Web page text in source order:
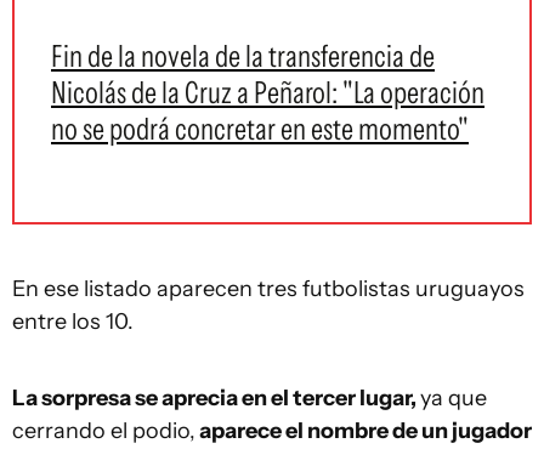
Fin de la novela de la transferencia de
Nicolás de la Cruz a Peñarol: "La operación
no se podrá concretar en este momento"
En ese listado aparecen tres futbolistas uruguayos
entre los 10.
La sorpresa se aprecia en el tercer lugar,ya que
cerrando el podio,aparece el nombre de un jugador